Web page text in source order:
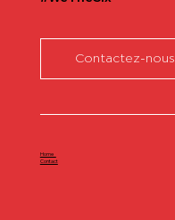
Contactez-nous
Home
Contact